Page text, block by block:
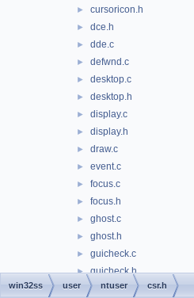
► cursoricon.h
► dce.h
► dde.c
► defwnd.c
► desktop.c
► desktop.h
► display.c
► display.h
► draw.c
► event.c
► focus.c
► focus.h
► ghost.c
► ghost.h
► guicheck.c
► guicheck.h
► hook.c
win32ss user ntuser csr.h